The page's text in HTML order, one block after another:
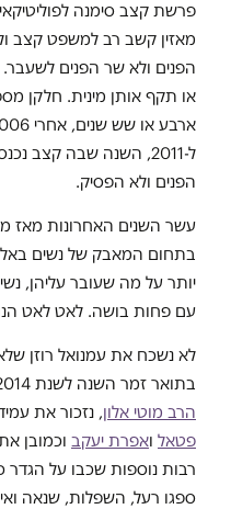
פרשת קצב סימנה
מאזין קשב רב למשפט קצב
או תקף אותן מינית. חלקן
ל-2011, השנה שבה קצב
הפנים ולא הפסיק.
עשר השנים האחרונות מאז
בתחום המאבק של נשים
יותר על מה שעובר עליהן,
עם פחות בושה. לאט לאט
לא נשכח את עמנואל רוזן
בתואר זמר השנה לשנת 2014 – אבל נזכור את
הרב מוטי אלון, נזכור את
פטאל ואפרת יעקב וכמובן
רבות נוספות שכבו על הגדר
ספגו רעל, השפלות, שנאה